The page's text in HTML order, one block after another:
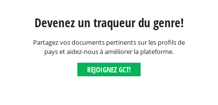
Devenez un traqueur du genre!
Partagez vos documents pertinents sur les profils de
pays et aidez-nous à améliorer la plateforme.
REJOIGNEZ GCT!